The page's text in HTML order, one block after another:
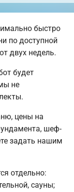
быстро
по доступной
двух недель.
будет
не
цены на
шеф-
задать нашим
отдельно:
сауны;